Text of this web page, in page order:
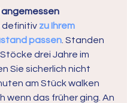
angemessen
definitiv zu Ihrem
passen . Standen
drei Jahre im
Sie sicherlich nicht
am Stück walken
wenn das früher ging. An